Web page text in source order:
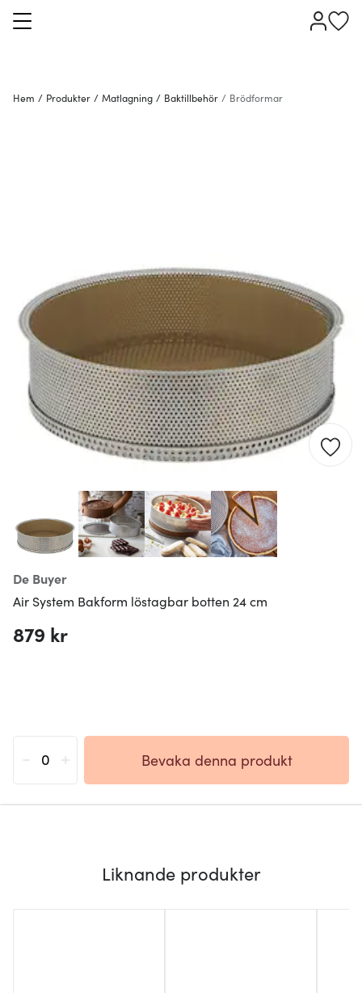
Hem / Produkter / Matlagning / Baktillbehör / Brödformar
De Buyer
Air System Bakform löstagbar botten 24 cm
879 kr
Bevaka denna produkt
Liknande produkter